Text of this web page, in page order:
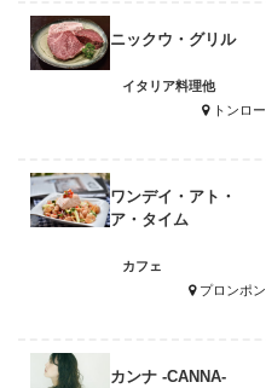
ニックウ・グリル
イタリア料理他
トンロー
ワンデイ・アト・
ア・タイム
カフェ
プロンポン
カンナ -CANNA-